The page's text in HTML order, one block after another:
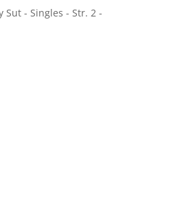
Sut - Singles - Str. 2 -